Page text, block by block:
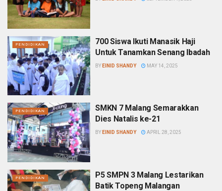
PENDIDIKAN
700 Siswa Ikuti Manasik Haji
Untuk Tanamkan Senang Ibadah
BY EINID SHANDY MAY 14, 2025
PENDIDIKAN
SMKN 7 Malang Semarakkan
Dies Natalis ke-21
BY EINID SHANDY APRIL 28, 2025
PENDIDIKAN
P5 SMPN 3 Malang Lestarikan
Batik Topeng Malangan